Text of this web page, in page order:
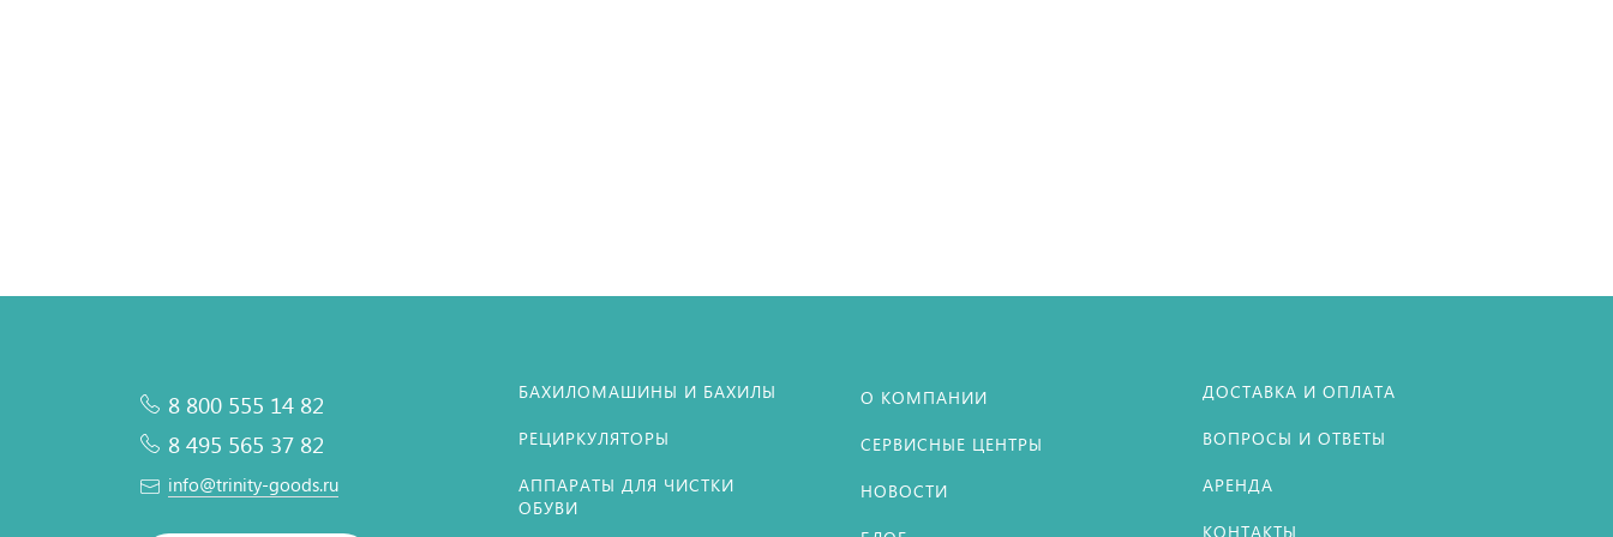
8 800 555 14 82
8 495 565 37 82
info@trinity-goods.ru
БАХИЛОМАШИНЫ И БАХИЛЫ
РЕЦИРКУЛЯТОРЫ
АППАРАТЫ ДЛЯ ЧИСТКИ
ОБУВИ
О КОМПАНИИ
СЕРВИСНЫЕ ЦЕНТРЫ
НОВОСТИ
ДОСТАВКА И ОПЛАТА
ВОПРОСЫ И ОТВЕТЫ
АРЕНДА
КОНТАКТЫ